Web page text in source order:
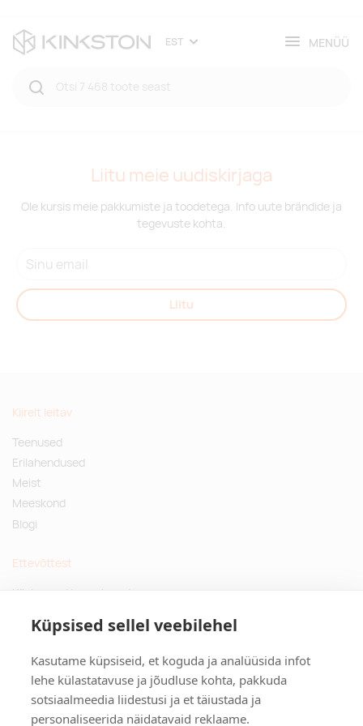
Küpsised sellel veebilehel
Kasutame küpsiseid, et koguda ja analüüsida infot
lehe külastatavuse ja jõudluse kohta, pakkuda
sotsiaalmeedia liidestusi ja et täiustada ja
personaliseerida näidatavaid reklaame.
EST MENÜÜ
Liitu meie uudiskirjaga
Ole kursis meie pakkumiste ja toodetega. Info uute brändide ja
tegevuste kohta.
Liitu
Kiirelt leitav
Teenused
Erilahendused
Meist
Meeskond
Blogi
Ettevõttest
Küsimused ja vastused
Privaatsuspoliitika
Kontakt
Tulika põik 3, Tallinn
info@kinkston.ee